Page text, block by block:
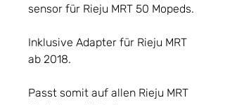
sensor für Rieju MRT 50 Mopeds.
Inklusive Adapter für Rieju MRT
ab 2018.
Passt somit auf allen Rieju MRT